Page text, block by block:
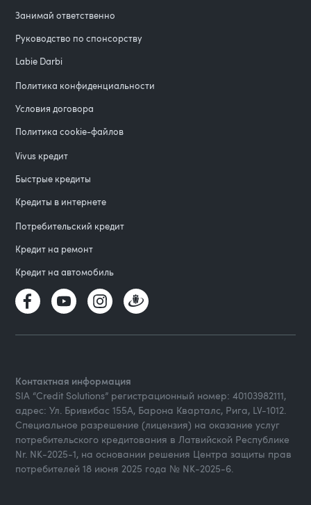
Занимай ответственно
Руководство по спонсорству
Labie Darbi
Политика конфиденциальности
Условия договора
Политика cookie-файлов
Vivus кредит
Быстрые кредиты
Кредиты в интернете
Потребительский кредит
Кредит на ремонт
Кредит на автомобиль
Контактная информация
SIA “Credit Solutions” регистрационный номер: 40103982111,
адрес: Ул. Бривибас 155А, Барона Кварталс, Рига, LV-1012.
Специальное разрешение (лицензия) на оказание услуг
потребительского кредитования в Латвийской Республике
Nr. NK-2025-1, на основании решения Центра защиты прав
потребителей 18 июня 2025 года № NK-2025-6.